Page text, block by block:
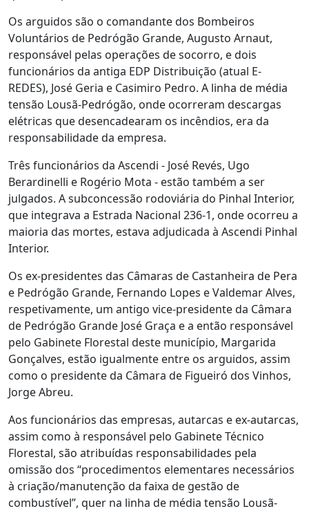
Os arguidos são o comandante dos Bombeiros
Voluntários de Pedrógão Grande, Augusto Arnaut,
responsável pelas operações de socorro, e dois
funcionários da antiga EDP Distribuição (atual E-
REDES), José Geria e Casimiro Pedro. A linha de média
tensão Lousã-Pedrógão, onde ocorreram descargas
elétricas que desencadearam os incêndios, era da
responsabilidade da empresa.
Três funcionários da Ascendi - José Revés, Ugo
Berardinelli e Rogério Mota - estão também a ser
julgados. A subconcessão rodoviária do Pinhal Interior,
que integrava a Estrada Nacional 236-1, onde ocorreu a
maioria das mortes, estava adjudicada à Ascendi Pinhal
Interior.
Os ex-presidentes das Câmaras de Castanheira de Pera
e Pedrógão Grande, Fernando Lopes e Valdemar Alves,
respetivamente, um antigo vice-presidente da Câmara
de Pedrógão Grande José Graça e a então responsável
pelo Gabinete Florestal deste município, Margarida
Gonçalves, estão igualmente entre os arguidos, assim
como o presidente da Câmara de Figueiró dos Vinhos,
Jorge Abreu.
Aos funcionários das empresas, autarcas e ex-autarcas,
assim como à responsável pelo Gabinete Técnico
Florestal, são atribuídas responsabilidades pela
omissão dos “procedimentos elementares necessários
à criação/manutenção da faixa de gestão de
combustível”, quer na linha de média tensão Lousã-